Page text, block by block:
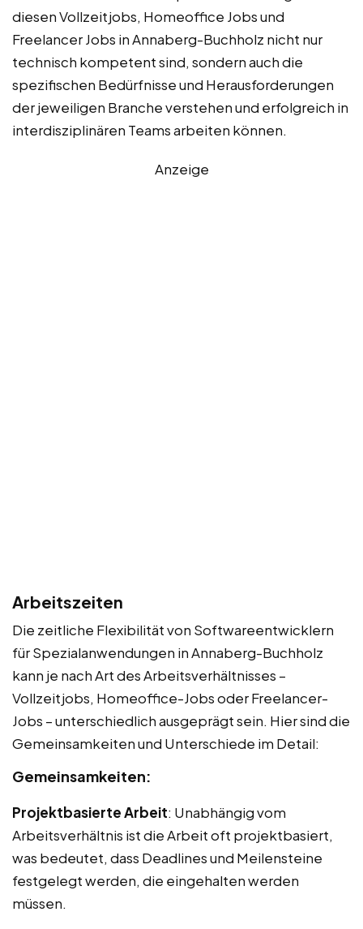
diesen Vollzeitjobs, Homeoffice Jobs und
Freelancer Jobs in Annaberg-Buchholz nicht nur
technisch kompetent sind, sondern auch die
spezifischen Bedürfnisse und Herausforderungen
der jeweiligen Branche verstehen und erfolgreich in
interdisziplinären Teams arbeiten können.
Anzeige
Arbeitszeiten
Die zeitliche Flexibilität von Softwareentwicklern
für Spezialanwendungen in Annaberg-Buchholz
kann je nach Art des Arbeitsverhältnisses –
Vollzeitjobs, Homeoffice-Jobs oder Freelancer-
Jobs – unterschiedlich ausgeprägt sein. Hier sind die
Gemeinsamkeiten und Unterschiede im Detail:
Gemeinsamkeiten:
Projektbasierte Arbeit: Unabhängig vom
Arbeitsverhältnis ist die Arbeit oft projektbasiert,
was bedeutet, dass Deadlines und Meilensteine
festgelegt werden, die eingehalten werden
müssen.